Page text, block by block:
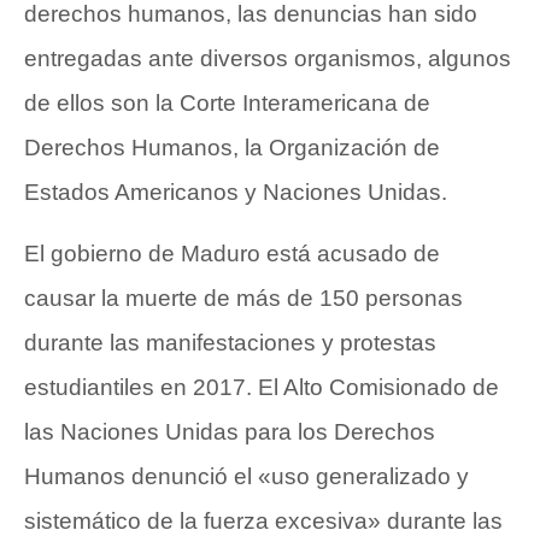
derechos humanos, las denuncias han sido
entregadas ante diversos organismos, algunos
de ellos son la Corte Interamericana de
Derechos Humanos, la Organización de
Estados Americanos y Naciones Unidas.
El gobierno de Maduro está acusado de
causar la muerte de más de 150 personas
durante las manifestaciones y protestas
estudiantiles en 2017. El Alto Comisionado de
las Naciones Unidas para los Derechos
Humanos denunció el «uso generalizado y
sistemático de la fuerza excesiva» durante las